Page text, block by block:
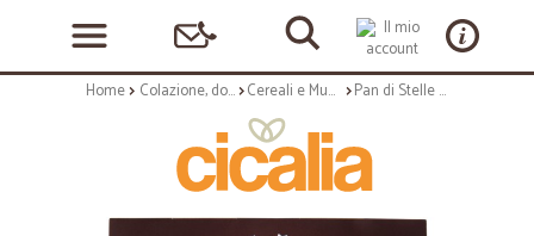
Home Colazione, dolciumi e snack Cereali e Muesli Pan di Stelle Cereali Croccanti al Cacao e Dolci Stelle di Riso e Frumento 325g